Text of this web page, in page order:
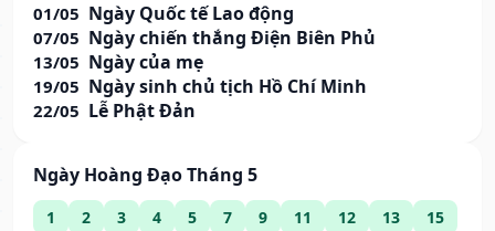
01/05 Ngày Quốc tế Lao động
07/05 Ngày chiến thắng Điện Biên Phủ
13/05 Ngày của mẹ
19/05 Ngày sinh chủ tịch Hồ Chí Minh
22/05 Lễ Phật Đản
Ngày Hoàng Đạo Tháng 5
1 2 3 4 5 7 9 11 12 13
15